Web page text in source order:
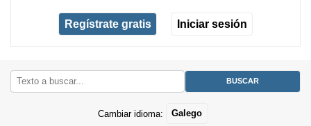
Regístrate gratis Iniciar sesión
Cambiar idioma: Galego